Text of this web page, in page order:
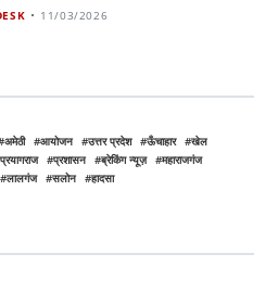
11/03/2026
अमेठी आयोजन उत्तर प्रदेश ऊँचाहार
खेल
प्रयागराज प्रशासन ब्रेकिंग न्यूज़
महाराजगंज
लालगंज सलोन हादसा